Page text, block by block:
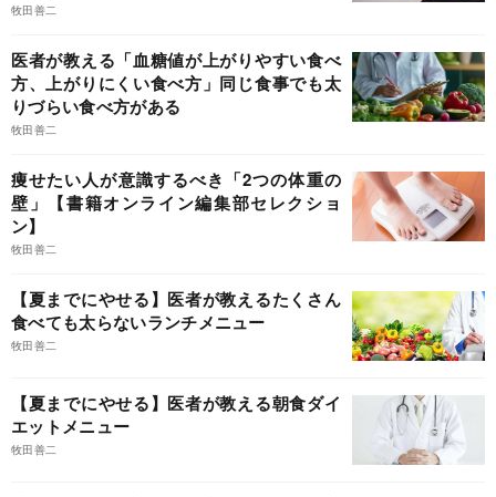
牧田善二
医者が教える「血糖値が上がりやすい食べ
方、上がりにくい食べ方」同じ食事でも太
りづらい食べ方がある
牧田善二
痩せたい人が意識するべき「2つの体重の
壁」【書籍オンライン編集部セレクショ
ン】
牧田善二
【夏までにやせる】医者が教えるたくさん
食べても太らないランチメニュー
牧田善二
【夏までにやせる】医者が教える朝食ダイ
エットメニュー
牧田善二